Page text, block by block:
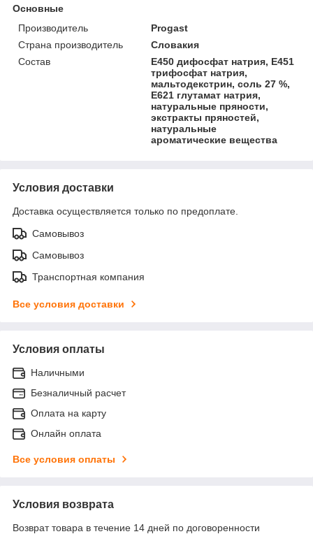
Основные
Производитель
Progast
Страна производитель
Словакия
Состав
Е450 дифосфат натрия, Е451
трифосфат натрия,
мальтодекстрин, соль 27 %,
Е621 глутамат натрия,
натуральные пряности,
экстракты пряностей,
натуральные
ароматические вещества
Условия доставки
Доставка осуществляется только по предоплате.
Самовывоз
Самовывоз
Транспортная компания
Все условия доставки
Условия оплаты
Наличными
Безналичный расчет
Оплата на карту
Онлайн оплата
Все условия оплаты
Условия возврата
Возврат товара в течение 14 дней по договоренности